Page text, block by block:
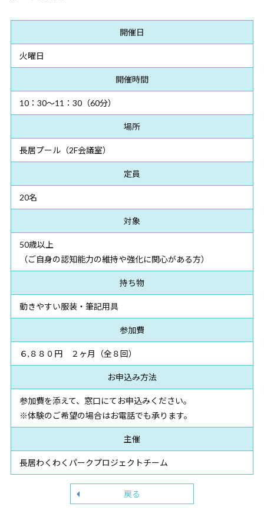
開催日
火曜日
開催時間
10：30～11：30（60分）
場所
長居プール（2F会議室）
定員
20名
対象
50歳以上
（ご自身の認知能力の維持や強化に関心がある方）
持ち物
動きやすい服装・筆記用具
参加費
６,８８０円 ２ヶ月（全８回）
お申込み方法
参加費を添えて、窓口にてお申込みください。
※体験のご希望の場合はお電話でも承ります。
主催
長居わくわくパークプロジェクトチーム
戻る